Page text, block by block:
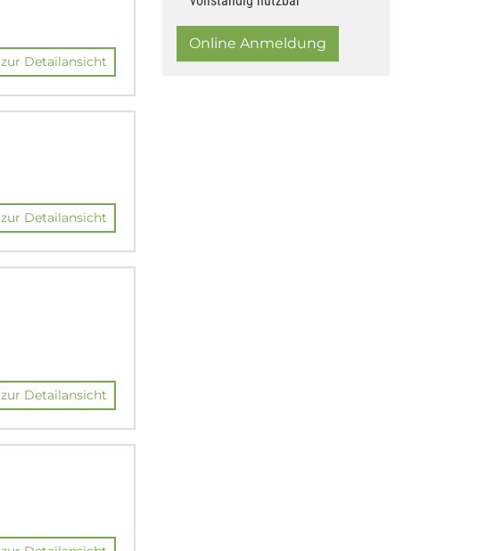
zur Detailansicht
zur Detailansicht
zur Detailansicht
Online Anmeldung